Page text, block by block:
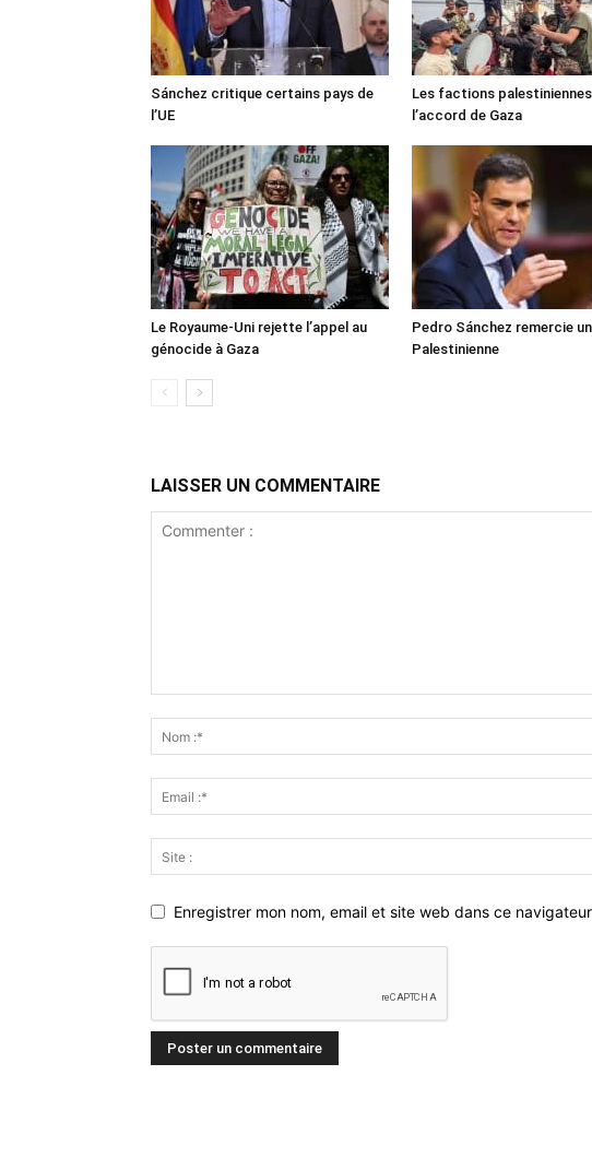
Sánchez critique certains pays de
l’UE
Les factions
l’accord de Gaza
Le Royaume-Uni rejette l’appel au
génocide à Gaza
Pedro Sánchez remercie
Palestinienne
LAISSER UN COMMENTAIRE
Enregistrer mon nom, email et site web dans ce